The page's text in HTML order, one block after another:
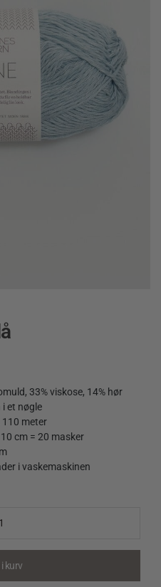
33% viskose, 14% hør
i et nøgle
meter
cm = 20 masker
i vaskemaskinen
kurv